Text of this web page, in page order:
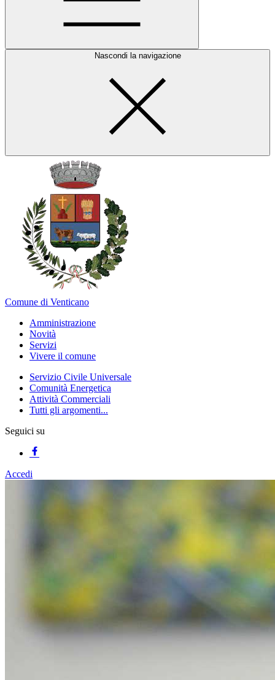
Nascondi la navigazione
Comune di Venticano
Amministrazione
Novità
Servizi
Vivere il comune
Servizio Civile Universale
Comunità Energetica
Attività Commerciali
Tutti gli argomenti...
Seguici su
Accedi
Homepage